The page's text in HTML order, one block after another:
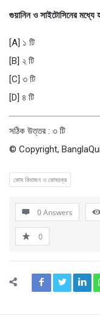
Latest
গুয়ানিন ও সাইটোসিনের মধ্যে
[A] ১ টি
[B] ২ টি
[C] ৩ টি
[D] ৪ টি
সঠিক উত্তর : ৩ টি
© Copyright,
কোষ বিভাজন ও কোষচক্র
0 Answers
0